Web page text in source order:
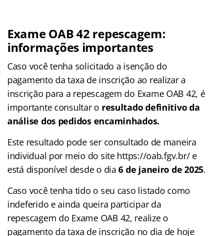
Exame OAB 42 repescagem:
informações importantes
Caso você tenha solicitado a isenção do
pagamento da taxa de inscrição ao realizar a
inscrição para a repescagem do Exame OAB 42, é
importante consultar o resultado definitivo da
análise dos pedidos encaminhados.
Este resultado pode ser consultado de maneira
individual por meio do site https://oab.fgv.br/ e
está disponível desde o dia 6 de janeiro de 2025.
Caso você tenha tido o seu caso listado como
indeferido e ainda queira participar da
repescagem do Exame OAB 42, realize o
pagamento da taxa de inscrição no dia de hoje